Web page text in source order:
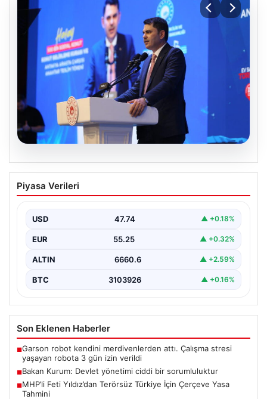
Bakan Kurum: Devlet yönetimi ciddi bir
sorumluluktur
Kurum, Hatay'da düzenlenen sosyal konut projesi ve…
Piyasa Verileri
USD 47.74 ▲ +0.18%
EUR 55.25 ▲ +0.32%
ALTIN 6660.6 ▲ +2.59%
BTC 3103926 ▲ +0.16%
Son Eklenen Haberler
■Garson robot kendini merdivenlerden attı. Çalışma stresi
yaşayan robota 3 gün izin verildi
■Bakan Kurum: Devlet yönetimi ciddi bir sorumluluktur
■MHP’li Feti Yıldız’dan Terörsüz Türkiye İçin Çerçeve Yasa
Tahmini